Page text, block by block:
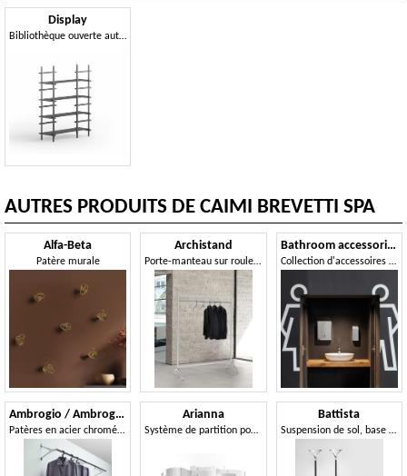
Display
Bibliothèque ouverte autoportante en acier
AUTRES PRODUITS DE CAIMI BREVETTI SPA
Alfa-Beta
Patère murale
Ambrogio / Ambrogino
Patères en acier chromé et aluminium poli
Archistand
Porte-manteau sur roulettes avec structure en acier verni
Arianna
Système de partition pour l'espace ouvert
Bathroom accessories
Collection d'accessoires de salle de bain en métal
Battista
Suspension de sol, base de fonte, l'aluminium et châssis en acier